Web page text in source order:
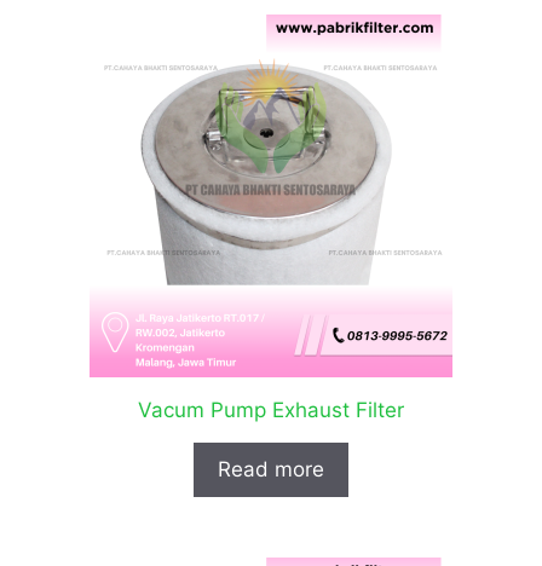
Vacum Pump Exhaust Filter
Read more